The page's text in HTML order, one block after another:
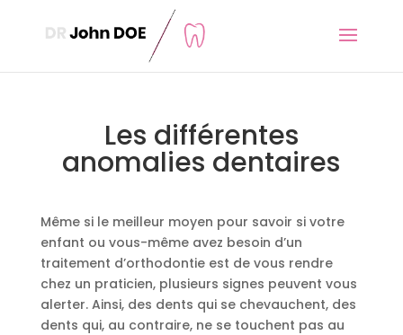
Les différentes
anomalies dentaires
Même si le meilleur moyen pour savoir si votre
enfant ou vous-même avez besoin d’un
traitement d’orthodontie est de vous rendre
chez un praticien, plusieurs signes peuvent vous
alerter. Ainsi, des dents qui se chevauchent, des
dents qui, au contraire, ne se touchent pas au